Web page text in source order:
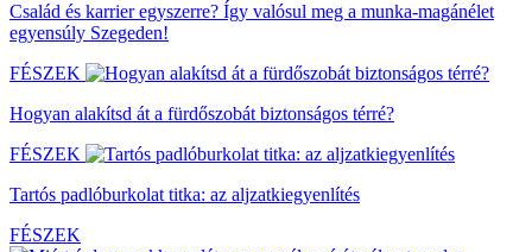
Család és karrier egyszerre? Így valósul meg a munka-magánélet
egyensúly Szegeden!
FÉSZEK
Hogyan alakítsd át a fürdőszobát biztonságos térré?
FÉSZEK
Tartós padlóburkolat titka: az aljzatkiegyenlítés
FÉSZEK